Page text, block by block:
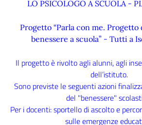
LO PSICOLOGO A SCUOLA -
Progetto “Parla con me.
benessere a scuola” - Tutti a
Il progetto è rivolto agli alunni, agli
dell’istituto.
Sono previste le seguenti azioni
del "benessere"
Per i docenti: sportello di ascolto e
sulle emergenze